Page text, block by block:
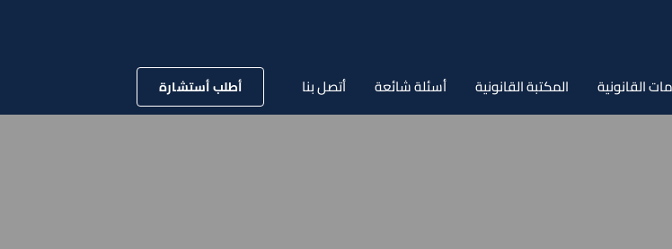
القانونية المكتبة القانونية أسئلة شائعة أتصل بنا أطلب أستشارة